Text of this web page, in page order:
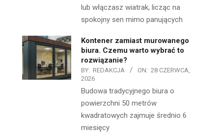
lub włączasz wiatrak, licząc na
spokojny sen mimo panujących
Kontener zamiast murowanego
biura. Czemu warto wybrać to
rozwiązanie?
BY: REDAKCJA ON: 28 CZERWCA,
2026
Budowa tradycyjnego biura o
powierzchni 50 metrów
kwadratowych zajmuje średnio 6
miesięcy